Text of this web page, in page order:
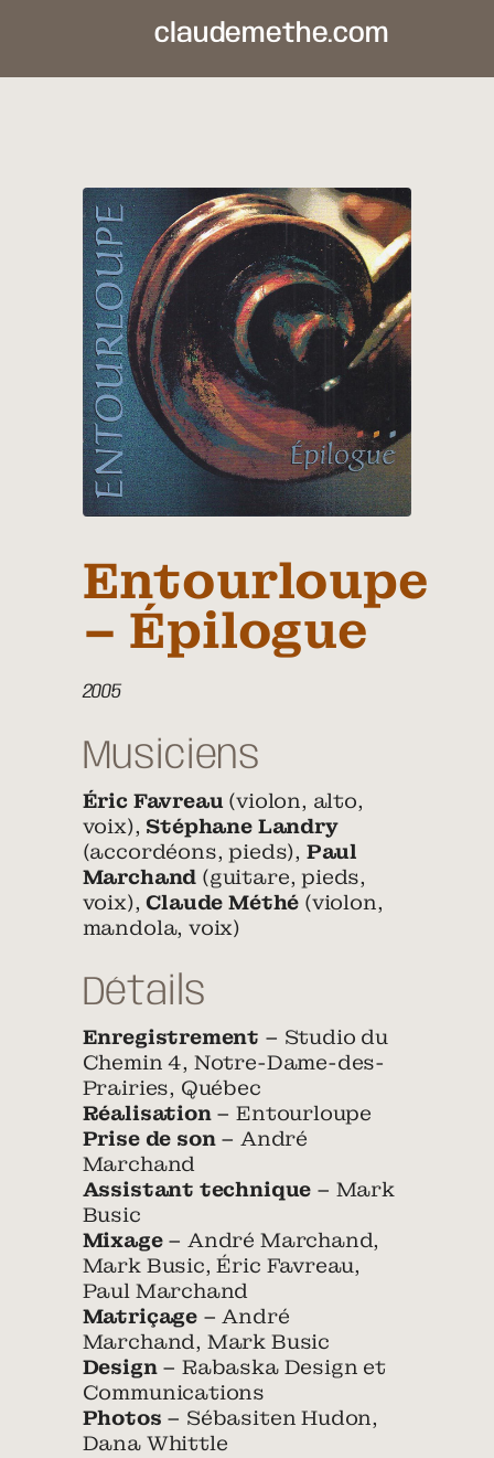
claudemethe.com
Entourloupe
– Épilogue
2005
Musiciens
Éric Favreau(violon, alto,
voix), Stéphane Landry
(accordéons, pieds), Paul
Marchand (guitare, pieds,
voix),Claude Méthé (violon,
mandola, voix)
Détails
Enregistrement – Studio du
Chemin 4, Notre-Dame-des-
Prairies, Québec
Réalisation– Entourloupe
Prise de son– André
Marchand
Assistant technique – Mark
Busic
Mixage– André Marchand,
Mark Busic, Éric Favreau,
Paul Marchand
Matriçage – André
Marchand, Mark Busic
Design– Rabaska Design et
Communications
Photos – Sébasiten Hudon,
Dana Whittle